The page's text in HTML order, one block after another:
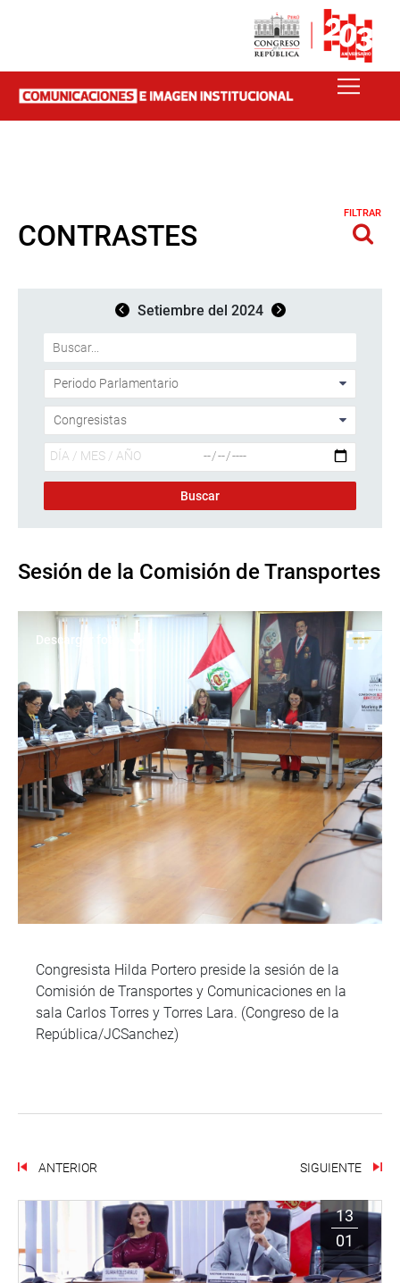
CONTRASTES
FILTRAR
Setiembre del 2024
Sesión de la Comisión de Transportes
Descargar foto
Congresista Hilda Portero preside la sesión de la
Comisión de Transportes y Comunicaciones en la
sala Carlos Torres y Torres Lara. (Congreso de la
República/JCSanchez)
ANTERIOR SIGUIENTE
13
01